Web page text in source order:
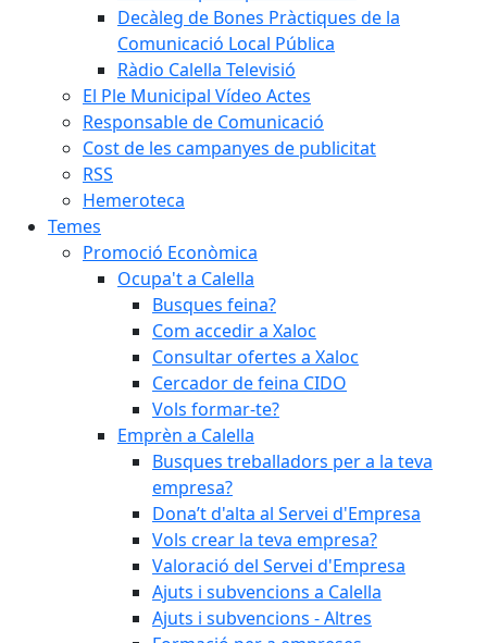
Decàleg de Bones Pràctiques de la
Comunicació Local Pública
Ràdio Calella Televisió
El Ple Municipal Vídeo Actes
Responsable de Comunicació
Cost de les campanyes de publicitat
RSS
Hemeroteca
Temes
Promoció Econòmica
Ocupa't a Calella
Busques feina?
Com accedir a Xaloc
Consultar ofertes a Xaloc
Cercador de feina CIDO
Vols formar-te?
Emprèn a Calella
Busques treballadors per a la teva
empresa?
Dona’t d'alta al Servei d'Empresa
Vols crear la teva empresa?
Valoració del Servei d'Empresa
Ajuts i subvencions a Calella
Ajuts i subvencions - Altres